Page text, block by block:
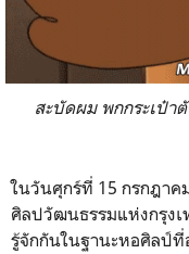
สะบัดผม พกกระเป๋า
ในวันศุกร์ที่ 15 กรกฎา
ศิลปวัฒนธรรมแห่งกรุง
รู้จักกันในฐานะหอศิลป์